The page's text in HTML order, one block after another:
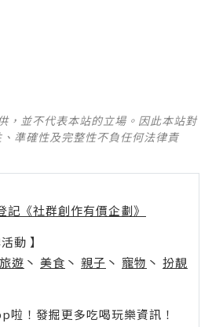
，並不代表本站的立場。因此本站對
準確性及完整性不負任何法律責
記《社群創作有價企劃》
動 】
旅遊 丶 美食 丶 親子 丶 寵物 丶 扮靚
！發掘更多吃喝玩樂資訊！